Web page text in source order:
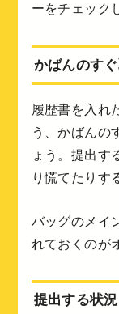
ーをチェック
かばんのす
履歴書を入れ
う、かばんの
ょう。提出す
り慌てたりす
バッグのメイ
れておくのが
提出する状